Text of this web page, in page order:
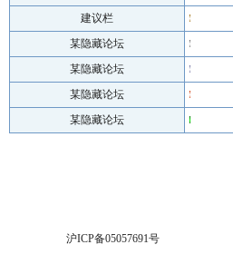
建议栏
某隐藏论坛
某隐藏论坛
某隐藏论坛
某隐藏论坛
沪ICP备05057691号